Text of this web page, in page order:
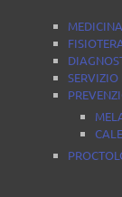
SERVIZIO